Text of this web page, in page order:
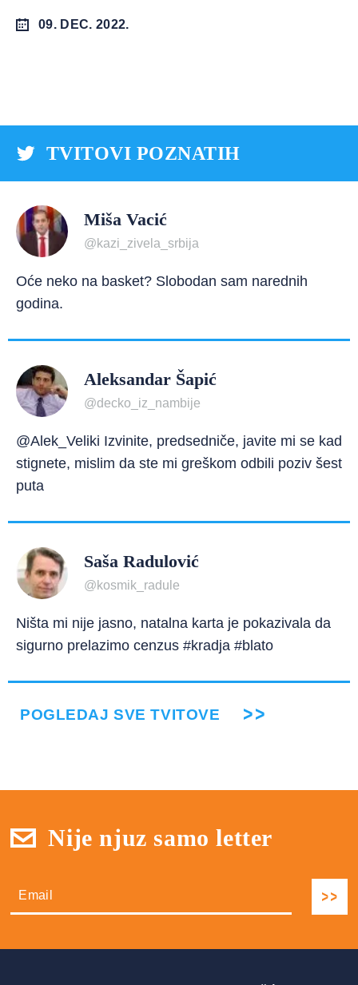
09. DEC. 2022.
TVITOVI POZNATIH
Miša Vacić
@kazi_zivela_srbija
Oće neko na basket? Slobodan sam narednih
godina.
Aleksandar Šapić
@decko_iz_nambije
@Alek_Veliki Izvinite, predsedniče, javite mi se kad
stignete, mislim da ste mi greškom odbili poziv šest
puta
Saša Radulović
@kosmik_radule
Ništa mi nije jasno, natalna karta je pokazivala da
sigurno prelazimo cenzus #kradja #blato
POGLEDAJ SVE TVITOVE
Nije njuz samo letter